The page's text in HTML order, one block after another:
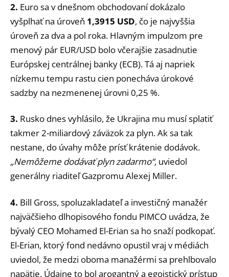
2. Euro sa v dnešnom obchodovaní dokázalo
vyšplhať na úroveň 1,3915 USD, čo je najvyššia
úroveň za dva a pol roka. Hlavným impulzom pre
menový pár EUR/USD bolo včerajšie zasadnutie
Európskej centrálnej banky (ECB). Tá aj napriek
nízkemu tempu rastu cien ponecháva úrokové
sadzby na nezmenenej úrovni 0,25 %.
3. Rusko dnes vyhlásilo, že Ukrajina mu musí splatiť
takmer 2-miliardový záväzok za plyn. Ak sa tak
nestane, do úvahy môže prísť krátenie dodávok.
„Nemôžeme dodávať plyn zadarmo“, uviedol
generálny riaditeľ Gazpromu Alexej Miller.
4. Bill Gross, spoluzakladateľ a investičný manažér
najväčšieho dlhopisového fondu PIMCO uvádza, že
bývalý CEO Mohamed El-Erian sa ho snaží podkopať.
El-Erian, ktorý fond nedávno opustil vraj v médiách
uviedol, že medzi oboma manažérmi sa prehlbovalo
napätie. Údajne to bol arogantný a egoistický prístup